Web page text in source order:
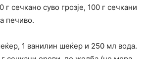
сечкано суво грозје, 100 г сечкани
печиво.
1 ванилин шеќер и 250 мл вода.